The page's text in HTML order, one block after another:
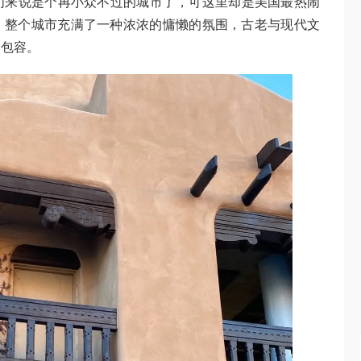
个城市充满了一种浓浓的慵懒的氛围，古老与现代文
容。